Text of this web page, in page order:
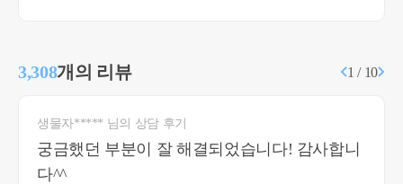
3,308개의 리뷰 1 / 10
생물자***** 님의 상담 후기
궁금했던 부분이 잘 해결되었습니다! 감사합니
다^^